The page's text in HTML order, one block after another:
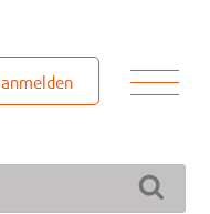
anmelden